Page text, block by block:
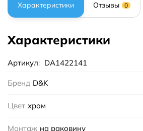
Характеристики Отзывы 0
Характеристики
Артикул: DA1422141
Бренд D&K
Цвет хром
Монтаж на раковину